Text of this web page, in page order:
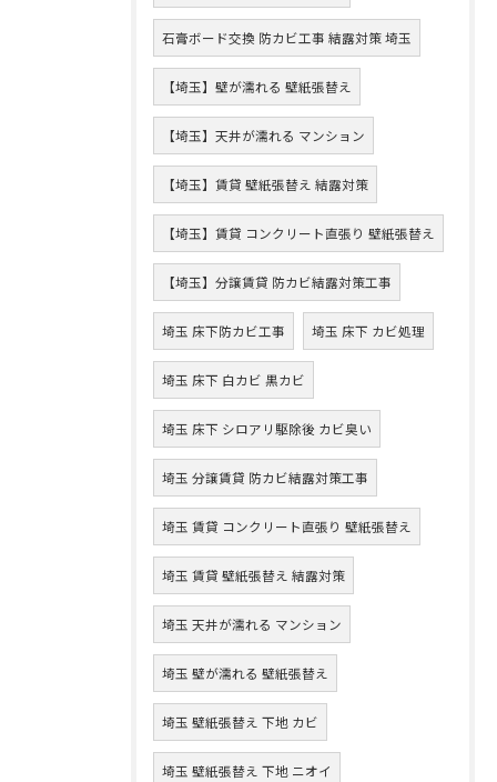
石膏ボード交換 防カビ工事 結露対策 埼玉
【埼玉】壁が濡れる 壁紙張替え
【埼玉】天井が濡れる マンション
【埼玉】賃貸 壁紙張替え 結露対策
【埼玉】賃貸 コンクリート直張り 壁紙張替え
【埼玉】分譲賃貸 防カビ結露対策工事
埼玉 床下防カビ工事 埼玉 床下 カビ処理
埼玉 床下 白カビ 黒カビ
埼玉 床下 シロアリ駆除後 カビ臭い
埼玉 分譲賃貸 防カビ結露対策工事
埼玉 賃貸 コンクリート直張り 壁紙張替え
埼玉 賃貸 壁紙張替え 結露対策
埼玉 天井が濡れる マンション
埼玉 壁が濡れる 壁紙張替え
埼玉 壁紙張替え 下地 カビ
埼玉 壁紙張替え 下地 ニオイ